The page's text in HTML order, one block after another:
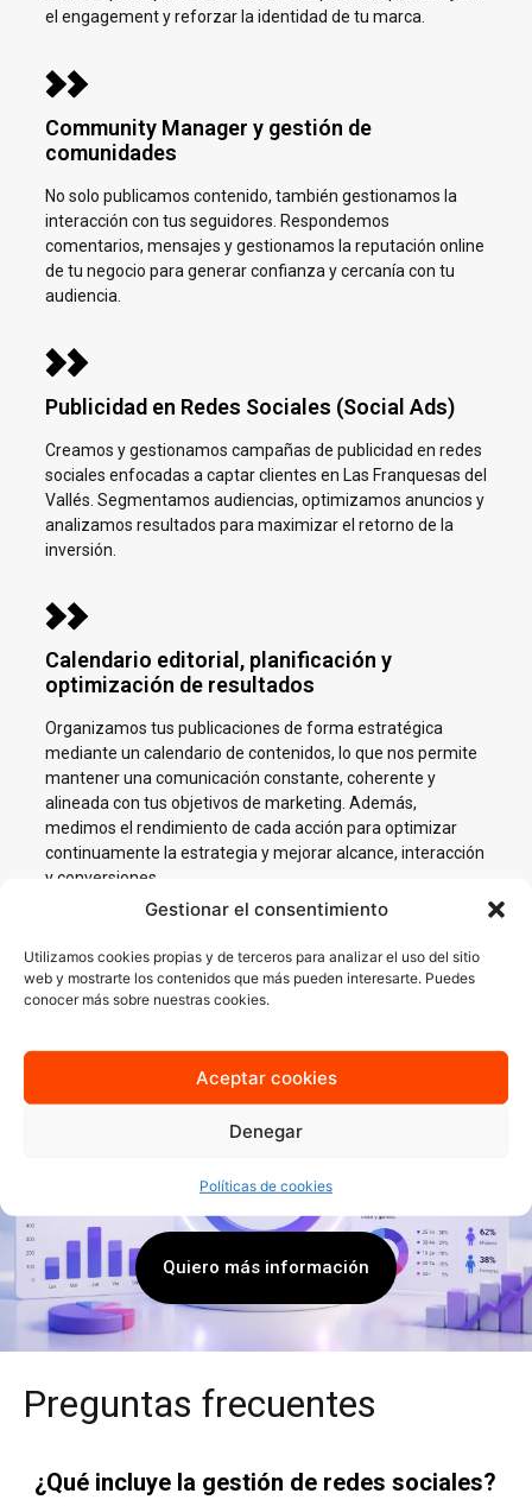
Gestionar el consentimiento
Utilizamos cookies propias y de terceros para analizar el uso del sitio
web y mostrarte los contenidos que más pueden interesarte. Puedes
conocer más sobre nuestras cookies.
Aceptar cookies
Denegar
Políticas de cookies
el engagement y reforzar la identidad de tu marca.
Community Manager y gestión de
comunidades
No solo publicamos contenido, también gestionamos la
interacción con tus seguidores. Respondemos
comentarios, mensajes y gestionamos la reputación online
de tu negocio para generar confianza y cercanía con tu
audiencia.
Publicidad en Redes Sociales (Social Ads)
Creamos y gestionamos campañas de publicidad en redes
sociales enfocadas a captar clientes en Las Franquesas del
Vallés. Segmentamos audiencias, optimizamos anuncios y
analizamos resultados para maximizar el retorno de la
inversión.
Calendario editorial, planificación y
optimización de resultados
Organizamos tus publicaciones de forma estratégica
mediante un calendario de contenidos, lo que nos permite
mantener una comunicación constante, coherente y
alineada con tus objetivos de marketing. Además,
medimos el rendimiento de cada acción para optimizar
continuamente la estrategia y mejorar alcance, interacción
y conversiones.
Impulsamos tu negocio en
Redes Sociales en Las
Franquesas del Vallés
estrategias reales, cercanas y orientadas a resultados.
Quiero más información
Preguntas frecuentes
¿Qué incluye la gestión de redes sociales?